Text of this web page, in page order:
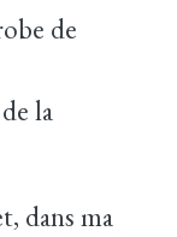
de
la
dans ma